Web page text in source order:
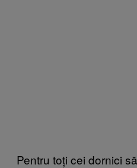
Pentru toți cei dornici